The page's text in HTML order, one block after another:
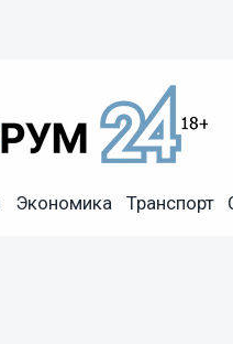
Экономика Транспорт